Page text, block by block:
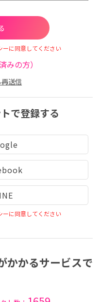
ーに同意してください
みの方）
送信
で登録する
ーに同意してください
かかるサービスで